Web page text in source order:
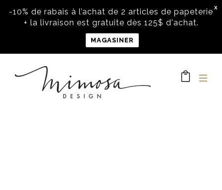
X
-10% de rabais à l’achat de 2 articles de papeterie
+ la livraison est gratuite dès 125$ d'achat.
MAGASINER